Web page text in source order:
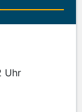
Uhr